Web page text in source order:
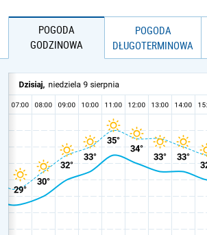
POGODA
GODZINOWA
POGODA
DŁUGOTERMINOWA